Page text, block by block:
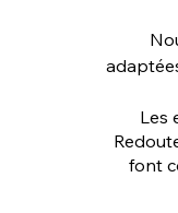
Les
font